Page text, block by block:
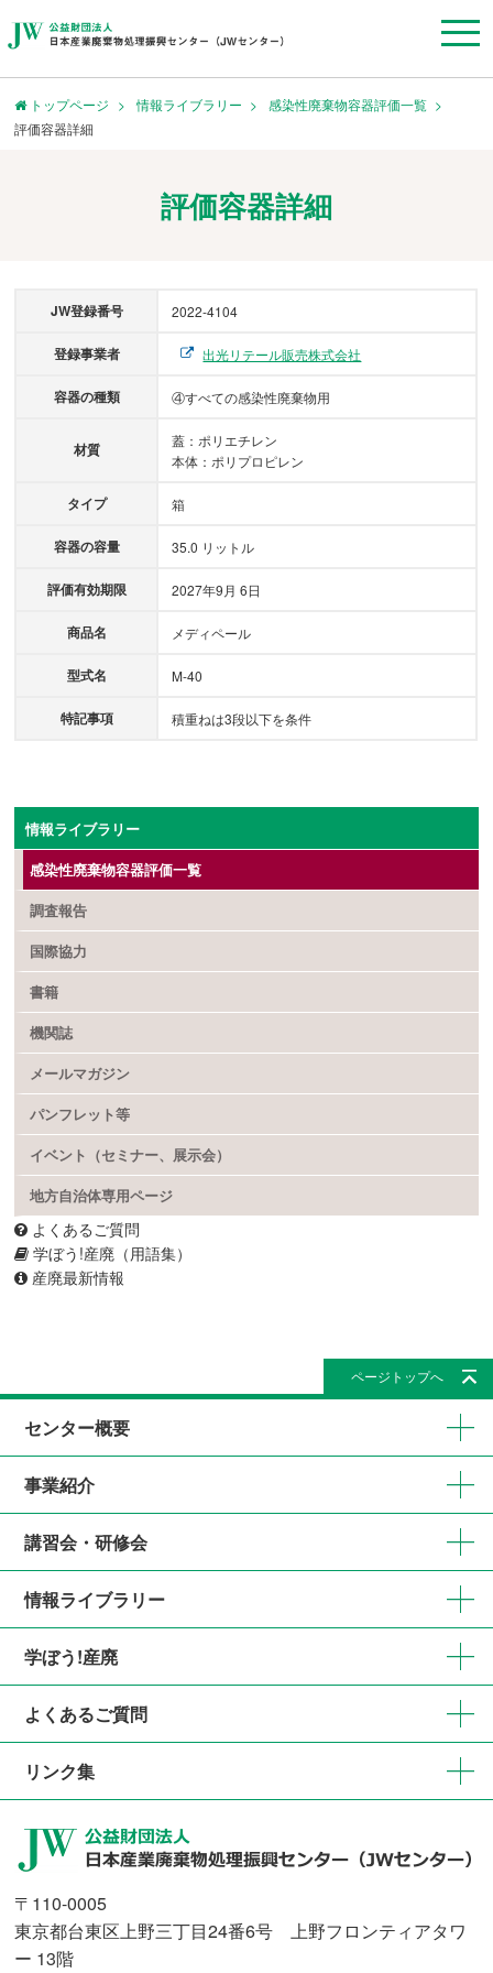
トップページ 情報ライブラリー
感染性廃棄物容器評価一覧
評価容器詳細
評価容器詳細
JW登録番号 2022‐4104
登録事業者 出光リテール販売株式会社
容器の種類 ④すべての感染性廃棄物用
材質
蓋：ポリエチレン
本体：ポリプロピレン
タイプ 箱
容器の容量 35.0 リットル
評価有効期限 2027年9月 6日
商品名 メディペール
型式名 M-40
特記事項 積重ねは3段以下を条件
情報ライブラリー
感染性廃棄物容器評価一覧
調査報告
国際協力
書籍
機関誌
メールマガジン
パンフレット等
イベント（セミナー、展示会）
地方自治体専用ページ
よくあるご質問
学ぼう!産廃（用語集）
産廃最新情報
ページトップへ
センター概要
事業紹介
講習会・研修会
情報ライブラリー
学ぼう!産廃
よくあるご質問
リンク集
〒110-0005
東京都台東区上野三丁目24番6号 上野フロンティアタワ
ー 13階